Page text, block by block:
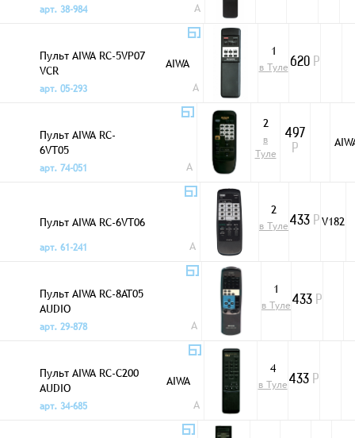
арт. 38-984
A
Пульт AIWA RC-5VP07
VCR
AIWA
арт. 05-293
A
1
в Туле620 Р
Пульт AIWA RC-
6VT05
арт. 74-051
A
2
в
Туле
497
Р
Пульт AIWA RC-6VT06
арт. 61-241
A
2
в Туле433 РV182
Пульт AIWA RC-8AT05
AUDIO
арт. 29-878
A
1
в Туле433 Р
Пульт AIWA RC-C200
AUDIO
AIWA
арт. 34-685
A
4
в Туле433 Р